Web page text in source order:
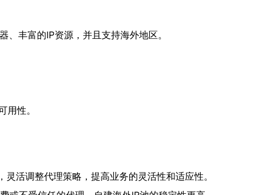
丰富的IP资源，并且支持海外地区。
性。
活调整代理策略，提高业务的灵活性和适应性。